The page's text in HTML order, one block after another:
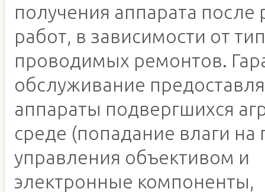
получения аппарата
работ, в зависимости от
проводимых ремонтов.
обслуживание
аппараты подвергшихся
среде (попадание влаги на
управления объективом и
электронные компоненты,